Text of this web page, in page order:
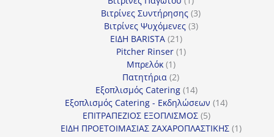
προϊόν
Βιτρίνες Συντήρησης 33
προϊόντα
Βιτρίνες Ψυχόμενες 33
ΕΙΔΗ BARISTA 2121
προϊόντα
Pitcher Rinser 11
Μπρελόκ 11
προϊόν
Πατητήρια 22
προϊόντα
Εξοπλισμός Catering 1414
προϊόντα
Εξοπλισμός Catering - Εκδηλώσεων 1414
ΕΠΙΤΡΑΠΕΖΙΟΣ ΕΞΟΠΛΙΣΜΟΣ 55
προϊόντα
ΕΙΔΗ ΠΡΟΕΤΟΙΜΑΣΙΑΣ ΖΑΧΑΡΟΠΛΑΣΤΙΚΗΣ 11